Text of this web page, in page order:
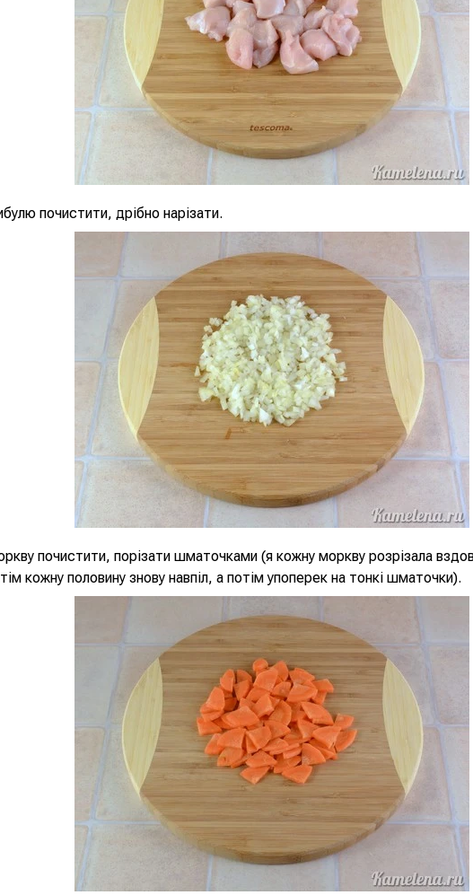
почистити, дрібно нарізати.
почистити, порізати шматочками (я кожну моркву розрізала
кожну половину знову навпіл, а потім упоперек на тонкі шматочки).